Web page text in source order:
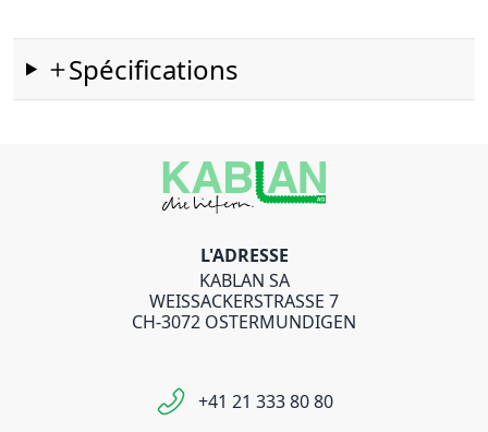
Spécifications
L'ADRESSE
KABLAN SA
WEISSACKERSTRASSE 7
CH-3072 OSTERMUNDIGEN
+41 21 333 80 80